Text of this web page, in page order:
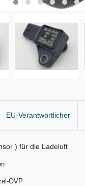
EU-Verantwortlicher
) für die Ladeluft
OVP